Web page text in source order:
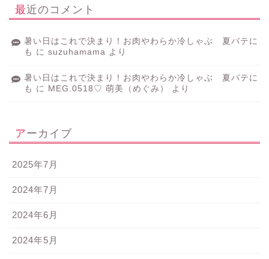
最近のコメント
暑い日はこれで決まり！お肉やわらか冷しゃぶ 夏バテに
も に suzuhamama より
暑い日はこれで決まり！お肉やわらか冷しゃぶ 夏バテに
も に MEG.0518♡ 萌美（めぐみ） より
アーカイブ
2025年7月
2024年7月
2024年6月
2024年5月